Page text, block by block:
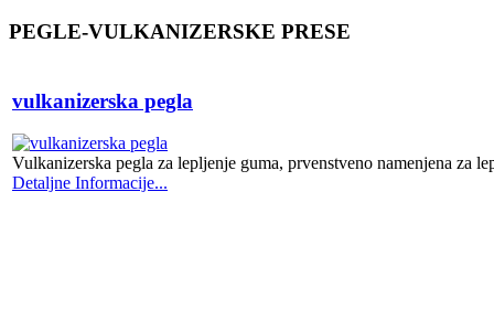
PEGLE-VULKANIZERSKE PRESE
vulkanizerska pegla
Vulkanizerska pegla za lepljenje guma, prvenstveno namenjena za
Detaljne Informacije...